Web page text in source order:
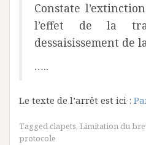
Constate
l’effet de la
dessaisissement de
…..
Le texte de l’arrêt est ici :
Tagged clapets, Limitation du
protocole